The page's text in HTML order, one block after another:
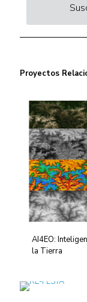
Proyectos
AI4EO:
la Tierra